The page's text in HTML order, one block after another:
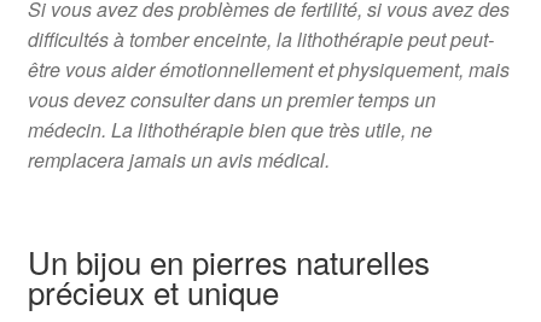
Si vous avez des problèmes de fertilité, si vous avez des
difficultés à tomber enceinte, la lithothérapie peut peut-
être vous aider émotionnellement et physiquement, mais
vous devez consulter dans un premier temps un
médecin. La lithothérapie bien que très utile, ne
remplacera jamais un avis médical.
Un bijou en pierres naturelles
précieux et unique